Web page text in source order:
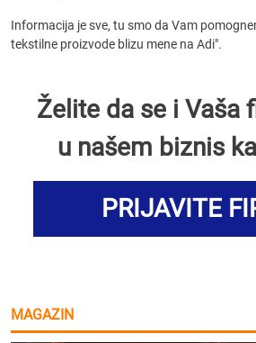
Informacija je sve, tu smo da Vam
tekstilne proizvode blizu mene na Adi".
Želite da se i Vaša
u našem biznis
PRIJAVITE
MAGAZIN